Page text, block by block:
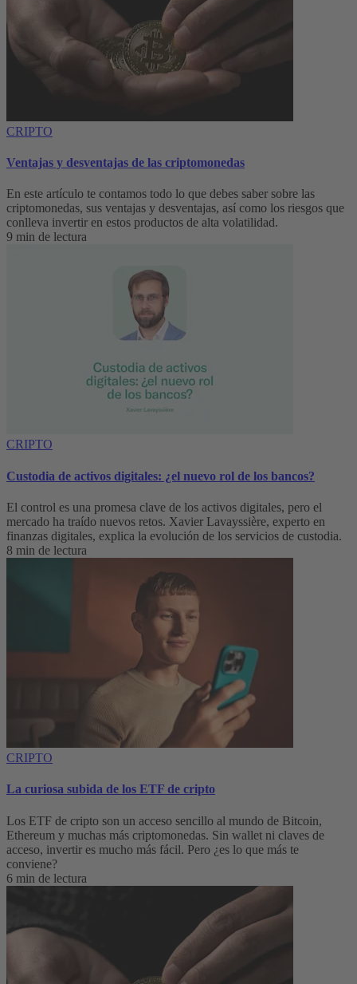
CRIPTO
Ventajas y desventajas de las criptomonedas
En este artículo te contamos todo lo que debes saber sobre las
criptomonedas, sus ventajas y desventajas, así como los riesgos que
conlleva invertir en estos productos de alta volatilidad.
9 min de lectura
CRIPTO
Custodia de activos digitales: ¿el nuevo rol de los bancos?
El control es una promesa clave de los activos digitales, pero el
mercado ha traído nuevos retos. Xavier Lavayssière, experto en
finanzas digitales, explica la evolución de los servicios de custodia.
8 min de lectura
CRIPTO
La curiosa subida de los ETF de cripto
Los ETF de cripto son un acceso sencillo al mundo de Bitcoin,
Ethereum y muchas más criptomonedas. Sin wallet ni claves de
acceso, invertir es mucho más fácil. Pero ¿es lo que más te
conviene?
6 min de lectura